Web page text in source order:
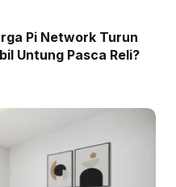
Pi Network Turun
Untung Pasca Reli?